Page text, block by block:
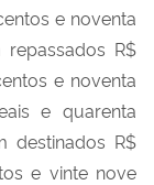
e noventa
R$
e noventa
e quarenta
destinados R$
e vinte nove